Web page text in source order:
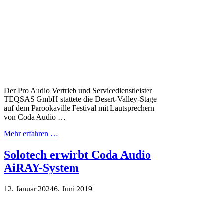
Der Pro Audio Vertrieb und Servicedienstleister
TEQSAS GmbH stattete die Desert-Valley-Stage
auf dem Parookaville Festival mit Lautsprechern
von Coda Audio …
Mehr erfahren …
Solotech erwirbt Coda Audio
AiRAY-System
12. Januar 20246. Juni 2019